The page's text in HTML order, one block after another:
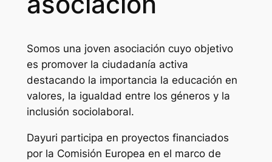
Somos una joven asociación cuyo objetivo
es promover la ciudadanía activa
destacando la importancia la educación en
valores, la igualdad entre los géneros y la
inclusión sociolaboral.
Dayuri participa en proyectos financiados
por la Comisión Europea en el marco de